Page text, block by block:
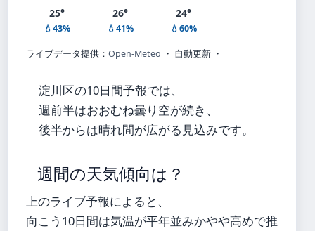
25°
💧43%
26°
💧41%
24°
💧60%
ライブデータ提供： Open-Meteo ・ 自動更新 ・
淀川区の10日間予報では、
週前半はおおむね曇り空が続き、
後半からは晴れ間が広がる見込みです。
週間の天気傾向は？
上のライブ予報によると、
向こう10日間は気温が平年並みかやや高めで推